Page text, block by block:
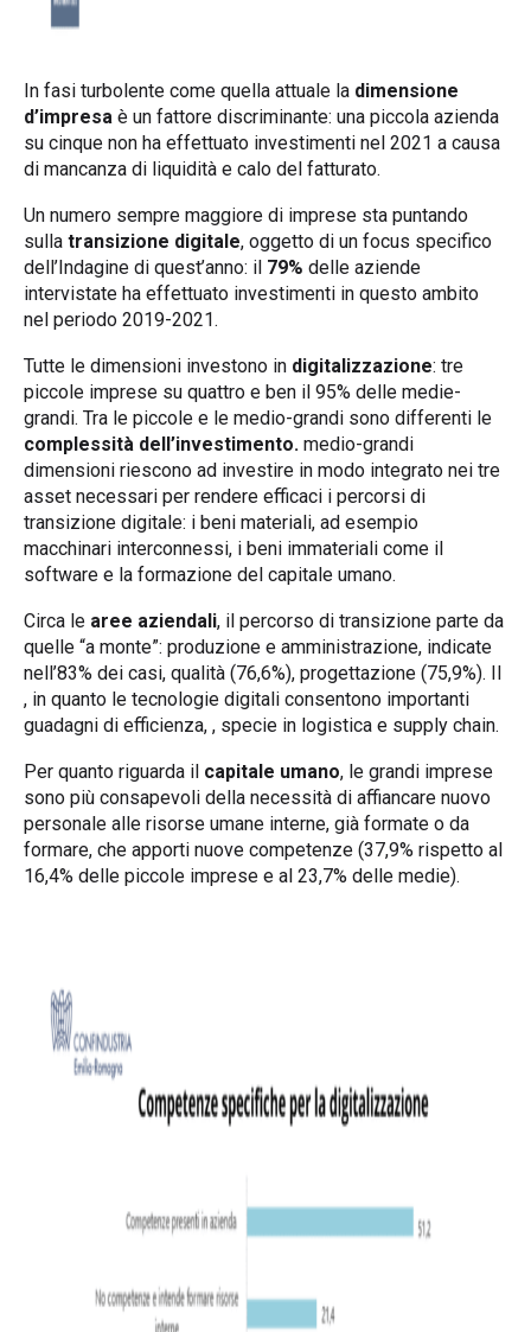
In fasi turbolente come quella attuale la dimensione
d’impresa è un fattore discriminante: una piccola azienda
su cinque non ha effettuato investimenti nel 2021 a causa
di mancanza di liquidità e calo del fatturato.
Un numero sempre maggiore di imprese sta puntando
sulla transizione digitale, oggetto di un focus specifico
dell’Indagine di quest’anno: il 79% delle aziende
intervistate ha effettuato investimenti in questo ambito
nel periodo 2019-2021.
Tutte le dimensioni investono in digitalizzazione: tre
piccole imprese su quattro e ben il 95% delle medie-
grandi. Tra le piccole e le medio-grandi sono differenti le
complessità dell’investimento. medio-grandi
dimensioni riescono ad investire in modo integrato nei tre
asset necessari per rendere efficaci i percorsi di
transizione digitale: i beni materiali, ad esempio
macchinari interconnessi, i beni immateriali come il
software e la formazione del capitale umano.
Circa le aree aziendali, il percorso di transizione parte da
quelle “a monte”: produzione e amministrazione, indicate
nell’83% dei casi, qualità (76,6%), progettazione (75,9%). Il
, in quanto le tecnologie digitali consentono importanti
guadagni di efficienza, , specie in logistica e supply chain.
Per quanto riguarda il capitale umano, le grandi imprese
sono più consapevoli della necessità di affiancare nuovo
personale alle risorse umane interne, già formate o da
formare, che apporti nuove competenze (37,9% rispetto al
16,4% delle piccole imprese e al 23,7% delle medie).